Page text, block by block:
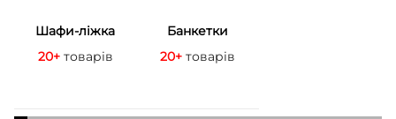
Шафи-ліжка
20+ товарів
Банкетки
20+товарів